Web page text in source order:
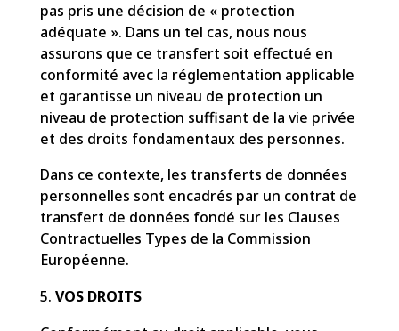
pas pris une décision de « protection
adéquate ». Dans un tel cas, nous nous
assurons que ce transfert soit effectué en
conformité avec la réglementation applicable
et garantisse un niveau de protection un
niveau de protection suffisant de la vie privée
et des droits fondamentaux des personnes.
Dans ce contexte, les transferts de données
personnelles sont encadrés par un contrat de
transfert de données fondé sur les Clauses
Contractuelles Types de la Commission
Européenne.
VOS DROITS